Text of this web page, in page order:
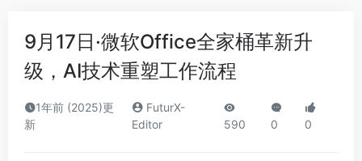
9月17日·微软Office全家桶革新升
级，AI技术重塑工作流程
1年前 (2025)更
新
FuturX-
Editor
590 0 0